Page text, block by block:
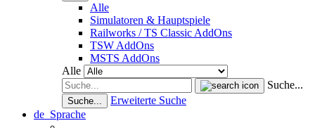
Alle
Simulatoren & Hauptspiele
Railworks / TS Classic AddOns
TSW AddOns
MSTS AddOns
Alle
Suche...
Suche...
Erweiterte Suche
de Sprache